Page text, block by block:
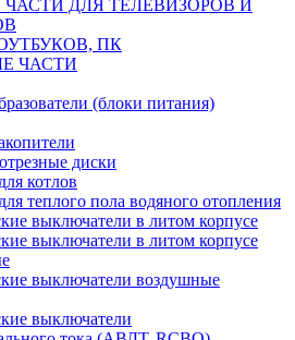
ДЛЯ ТЕЛЕВИЗОРОВ И
ПК
ЧАСТИ
(блоки питания)
диски
котлов
теплого пола водяного отопления
выключатели в литом корпусе
выключатели в литом корпусе
выключатели воздушные
выключатели